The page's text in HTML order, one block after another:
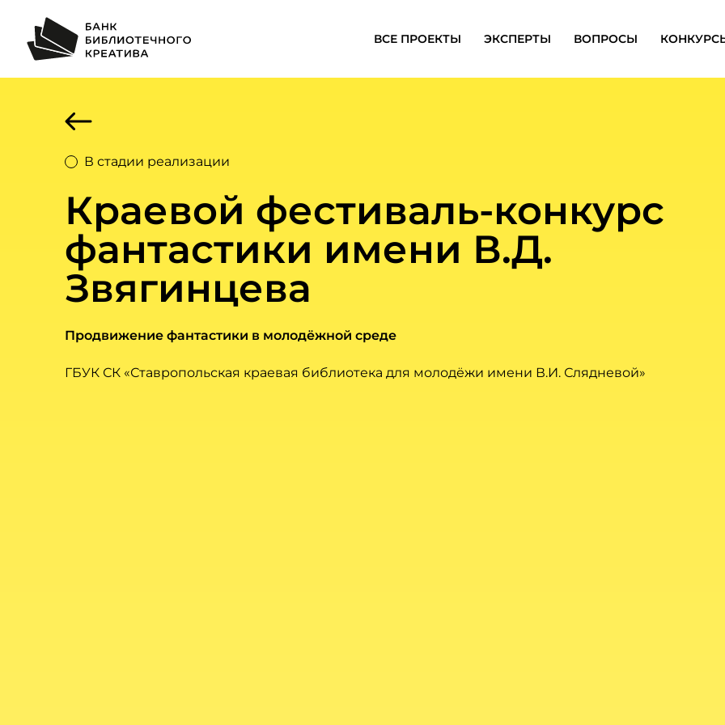
ВСЕ ПРОЕКТЫ ЭКСПЕРТЫ ВОПРОСЫ
В стадии реализации
Краевой фестиваль-конкурс
фантастики имени В.Д.
Звягинцева
Продвижение фантастики в молодёжной среде
ГБУК СК «Ставропольская краевая библиотека для молодёжи имени В.И. Слядневой»